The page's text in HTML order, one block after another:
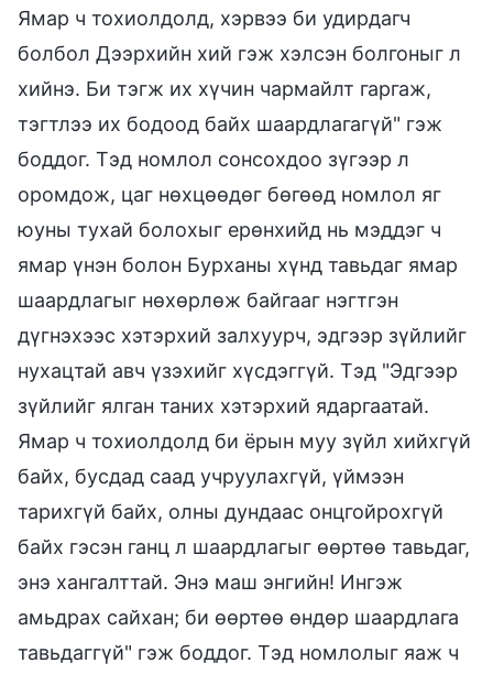
Ямар ч тохиолдолд, хэрвээ би удирдагч
болбол Дээрхийн хий гэж хэлсэн болгоныг л
хийнэ. Би тэгж их хүчин чармайлт гаргаж,
тэгтлээ их бодоод байх шаардлагагүй" гэж
боддог. Тэд номлол сонсохдоо зүгээр л
оромдож, цаг нөхцөөдөг бөгөөд номлол яг
юуны тухай болохыг ерөнхийд нь мэддэг ч
ямар үнэн болон Бурханы хүнд тавьдаг ямар
шаардлагыг нөхөрлөж байгааг нэгтгэн
дүгнэхээс хэтэрхий залхуурч, эдгээр зүйлийг
нухацтай авч үзэхийг хүсдэггүй. Тэд "Эдгээр
зүйлийг ялган таних хэтэрхий ядаргаатай.
Ямар ч тохиолдолд би ёрын муу зүйл хийхгүй
байх, бусдад саад учруулахгүй, үймээн
тарихгүй байх, олны дундаас онцгойрохгүй
байх гэсэн ганц л шаардлагыг өөртөө тавьдаг,
энэ хангалттай. Энэ маш энгийн! Ингэж
амьдрах сайхан; би өөртөө өндөр шаардлага
тавьдаггүй" гэж боддог. Тэд номлолыг яаж ч